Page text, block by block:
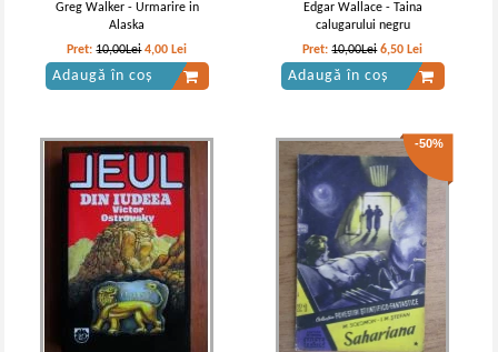
Greg Walker - Urmarire in
Alaska
Pret:10,00Lei 4,00 Lei
Adaugă în coș
Edgar Wallace - Taina
calugarului negru
Pret:10,00Lei 6,50 Lei
Adaugă în coș
-50%